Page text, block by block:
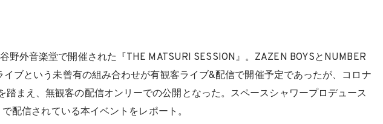
野外音楽堂で開催された『THE MATSURI SESSION』。ZAZEN BOYSとNUMBER
イブという未曾有の組み合わせが有観客ライブ&配信で開催予定であったが、コロナ
踏まえ、無観客の配信オンリーでの公開となった。スペースシャワープロデュース
で配信されている本イベントをレポート。